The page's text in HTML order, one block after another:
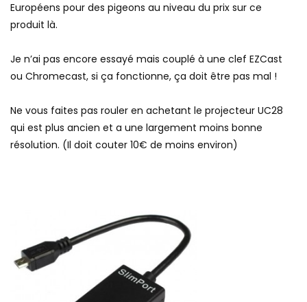
Européens pour des pigeons au niveau du prix sur ce
produit là.
Je n’ai pas encore essayé mais couplé à une clef EZCast
ou Chromecast, si ça fonctionne, ça doit être pas mal !
Ne vous faites pas rouler en achetant le projecteur UC28
qui est plus ancien et a une largement moins bonne
résolution. (Il doit couter 10€ de moins environ)